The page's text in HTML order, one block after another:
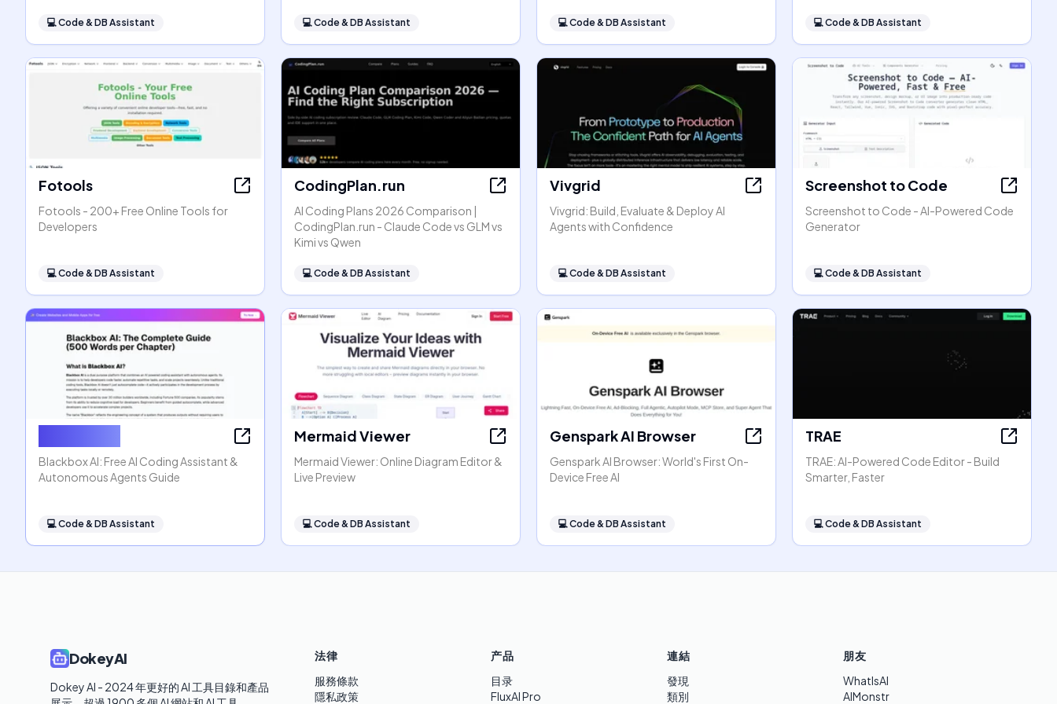
💻Code & DB Assistant 💻Code & DB Assistant 💻Code & DB Assistant 💻Code & DB Assistant
Fotools
Fotools - 200+ Free Online Tools for
Developers
💻Code & DB Assistant
CodingPlan.run
AI Coding Plans 2026 Comparison |
CodingPlan.run - Claude Code vs GLM vs
Kimi vs Qwen
💻Code & DB Assistant
Vivgrid
Vivgrid: Build, Evaluate & Deploy AI
Agents with Confidence
💻Code & DB Assistant
Screenshot to Code
Screenshot to Code - AI-Powered Code
Generator
💻Code & DB Assistant
Blackbox AI: Free AI Coding Assistant &
Autonomous Agents Guide
💻Code & DB Assistant
Mermaid Viewer
Mermaid Viewer: Online Diagram Editor &
Live Preview
💻Code & DB Assistant
Genspark AI Browser
Genspark AI Browser: World's First On-
Device Free AI
💻Code & DB Assistant
TRAE
TRAE: AI-Powered Code Editor - Build
Smarter, Faster
💻Code & DB Assistant
DokeyAI
Dokey AI - 2024 年更好的 AI 工具目錄和產品
法律
服務條款
隱私政策
产品
目录
FluxAI Pro
連結
發現
類別
朋友
WhatIsAI
AIMonstr